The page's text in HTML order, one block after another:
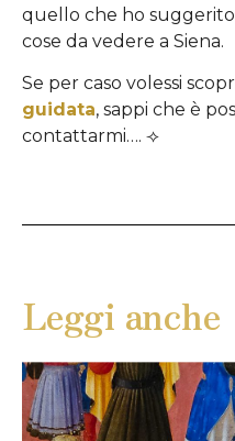
quello che ho
cose da vedere a Siena.
Se per caso volessi
guidata, sappi che è
contattarmi…. ⟢
Leggi anche